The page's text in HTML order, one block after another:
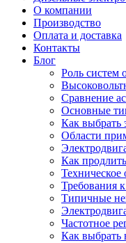
О компании
Производство
Оплата и доставка
Контакты
Блог
Роль систем
Сравнение
Основные
Как выбрать
Области
Как
Техническое
Требования
Типичные
Частотное
Как выбрать